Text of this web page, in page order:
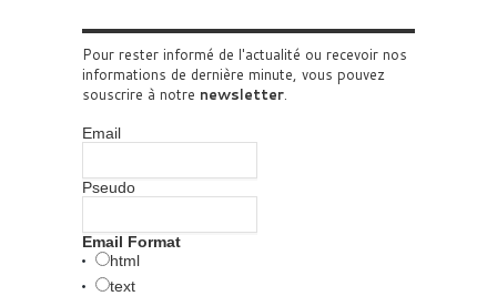
Pour rester informé de l'actualité ou recevoir nos
informations de dernière minute, vous pouvez
souscrire à notre newsletter.
Email
Pseudo
Email Format
html
text